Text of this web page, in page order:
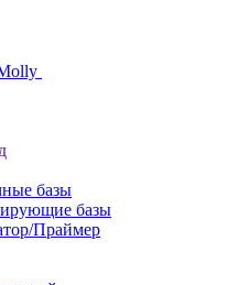
базы
базы
Праймер